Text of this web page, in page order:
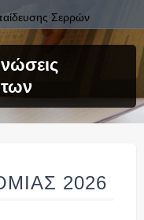
Σερρών
2026